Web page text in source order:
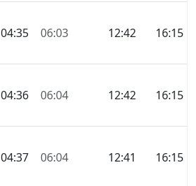
04:35 06:03 12:42 16:15
04:36 06:04 12:42 16:15
04:37 06:04 12:41 16:15